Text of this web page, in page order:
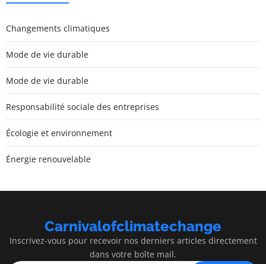
Changements climatiques
Mode de vie durable
Mode de vie durable
Responsabilité sociale des entreprises
Écologie et environnement
Énergie renouvelable
Carnivalofclimatechange
Inscrivez-vous pour recevoir nos derniers articles directement
dans votre boîte mail.